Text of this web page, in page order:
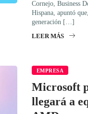
Cornejo, Business
Hispana, apuntó
generación […]
LEER MÁS
EMPRESA
Microsoft
llegará a